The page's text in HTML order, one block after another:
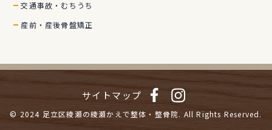
交通事故・むちうち
産前・産後骨盤矯正
© 2024 足立区綾瀬の綾瀬かえで整体・整骨院. All Rights Reserved.
サイトマップ